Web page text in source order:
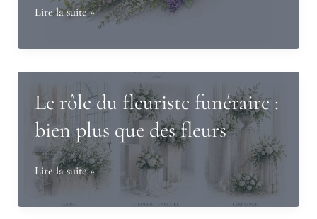
Comment
les
fleurs
pour
un
enterrement
?
Guide
complet
Lire la suite »
Le rôle du fleuriste funéraire :
bien plus que des fleurs
Le
rôle
du
Lire la suite »